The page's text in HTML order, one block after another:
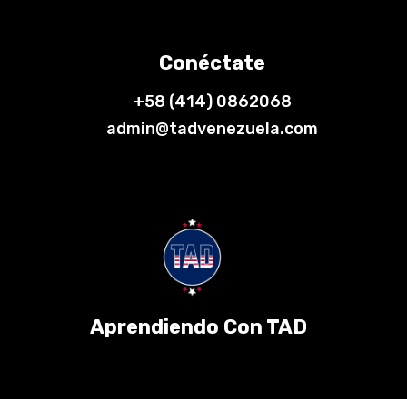
Conéctate
+58 (414) 0862068
admin@tadvenezuela.com
Aprendiendo Con TAD